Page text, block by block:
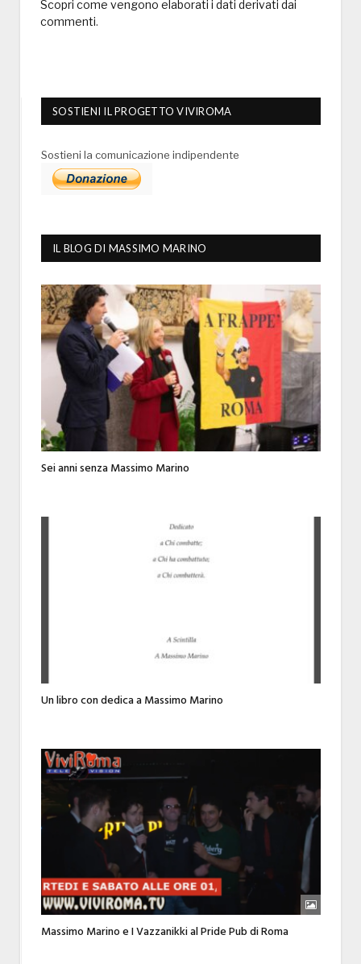
Scopri come vengono elaborati i dati derivati dai
commenti.
SOSTIENI IL PROGETTO VIVIROMA
Sostieni la comunicazione indipendente
IL BLOG DI MASSIMO MARINO
Sei anni senza Massimo Marino
Un libro con dedica a Massimo Marino
Massimo Marino e I Vazzanikki al Pride Pub di Roma